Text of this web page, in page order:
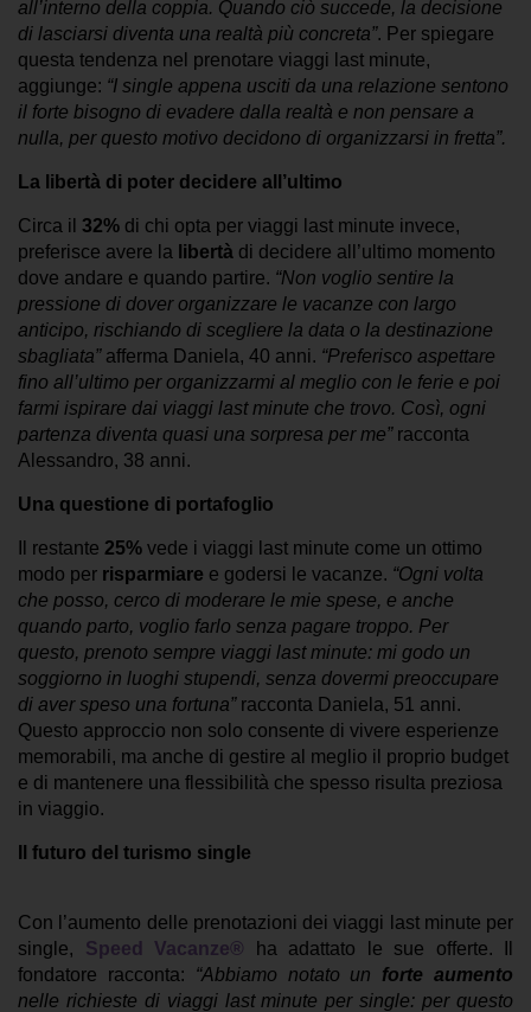
all’interno della coppia. Quando ciò succede, la decisione
di lasciarsi diventa una realtà più concreta”. Per spiegare
questa tendenza nel prenotare viaggi last minute,
aggiunge: “I single appena usciti da una relazione sentono
il forte bisogno di evadere dalla realtà e non pensare a
nulla, per questo motivo decidono di organizzarsi in fretta”.
La libertà di poter decidere all’ultimo
Circa il 32% di chi opta per viaggi last minute invece,
preferisce avere la libertà di decidere all’ultimo momento
dove andare e quando partire. “Non voglio sentire la
pressione di dover organizzare le vacanze con largo
anticipo, rischiando di scegliere la data o la destinazione
sbagliata” afferma Daniela, 40 anni. “Preferisco aspettare
fino all’ultimo per organizzarmi al meglio con le ferie e poi
farmi ispirare dai viaggi last minute che trovo. Così, ogni
partenza diventa quasi una sorpresa per me” racconta
Alessandro, 38 anni.
Una questione di portafoglio
Il restante 25% vede i viaggi last minute come un ottimo
modo per risparmiare e godersi le vacanze. “Ogni volta
che posso, cerco di moderare le mie spese, e anche
quando parto, voglio farlo senza pagare troppo. Per
questo, prenoto sempre viaggi last minute: mi godo un
soggiorno in luoghi stupendi, senza dovermi preoccupare
di aver speso una fortuna” racconta Daniela, 51 anni.
Questo approccio non solo consente di vivere esperienze
memorabili, ma anche di gestire al meglio il proprio budget
e di mantenere una flessibilità che spesso risulta preziosa
in viaggio.
Il futuro del turismo single
Con l’aumento delle prenotazioni dei viaggi last minute per
single, Speed Vacanze®
ha adattato le sue offerte. Il
fondatore racconta: “Abbiamo notato un forte aumento
nelle richieste di viaggi last minute per single: per questo